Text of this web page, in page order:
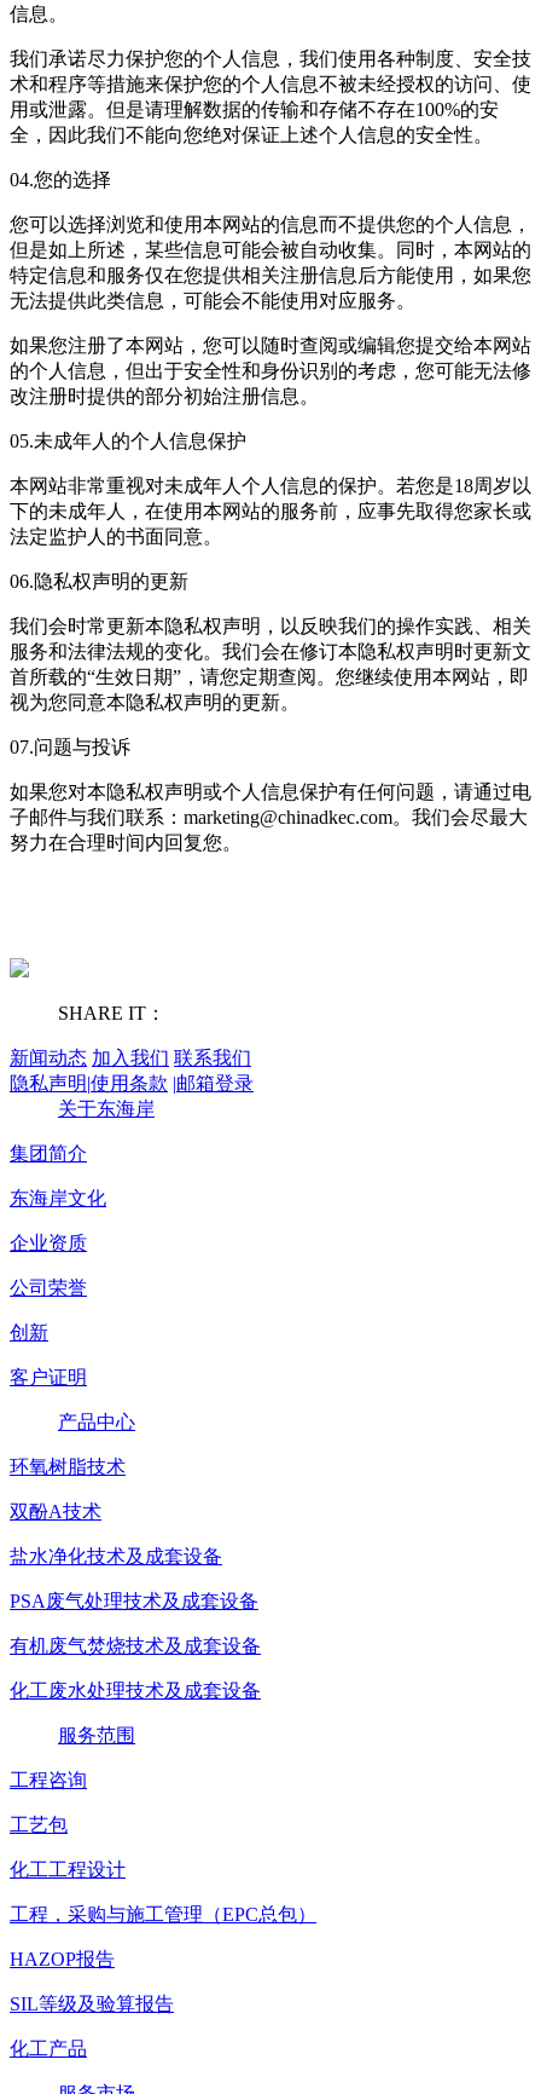
信息。
我们承诺尽力保护您的个人信息，我们使用各种制度、安全技
术和程序等措施来保护您的个人信息不被未经授权的访问、使
用或泄露。但是请理解数据的传输和存储不存在100%的安
全，因此我们不能向您绝对保证上述个人信息的安全性。
04.您的选择
您可以选择浏览和使用本网站的信息而不提供您的个人信息，
但是如上所述，某些信息可能会被自动收集。同时，本网站的
特定信息和服务仅在您提供相关注册信息后方能使用，如果您
无法提供此类信息，可能会不能使用对应服务。
如果您注册了本网站，您可以随时查阅或编辑您提交给本网站
的个人信息，但出于安全性和身份识别的考虑，您可能无法修
改注册时提供的部分初始注册信息。
05.未成年人的个人信息保护
本网站非常重视对未成年人个人信息的保护。若您是18周岁以
下的未成年人，在使用本网站的服务前，应事先取得您家长或
法定监护人的书面同意。
06.隐私权声明的更新
我们会时常更新本隐私权声明，以反映我们的操作实践、相关
服务和法律法规的变化。我们会在修订本隐私权声明时更新文
首所载的“生效日期”，请您定期查阅。您继续使用本网站，即
视为您同意本隐私权声明的更新。
07.问题与投诉
如果您对本隐私权声明或个人信息保护有任何问题，请通过电
子邮件与我们联系：marketing@chinadkec.com。我们会尽最大
努力在合理时间内回复您。
SHARE IT：
新闻动态 加入我们 联系我们
隐私声明|使用条款 |邮箱登录
关于东海岸
集团简介
东海岸文化
企业资质
公司荣誉
创新
客户证明
产品中心
环氧树脂技术
双酚A技术
盐水净化技术及成套设备
PSA废气处理技术及成套设备
有机废气焚烧技术及成套设备
化工废水处理技术及成套设备
服务范围
工程咨询
工艺包
化工工程设计
工程，采购与施工管理（EPC总包）
HAZOP报告
SIL等级及验算报告
化工产品